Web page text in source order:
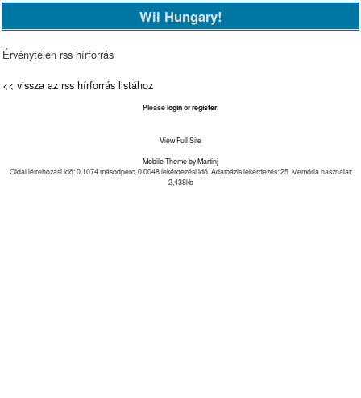
Wii Hungary!
Érvénytelen rss hírforrás
<< vissza az rss hírforrás listához
Pleaseloginorregister.
View Full Site
Mobile Theme by Martinj
Oldal létrehozási idõ: 0.1074 másodperc, 0.0048 lekérdezési idõ. Adatbázis lekérdezés: 25. Memória használat:
2,438kb